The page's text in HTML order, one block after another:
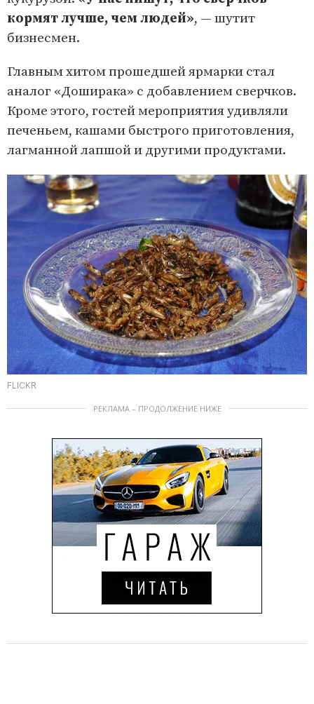
кормят лучше, чем людей», — шутит
бизнесмен.
Главным хитом прошедшей ярмарки стал
аналог «Доширака» с добавлением сверчков.
Кроме этого, гостей мероприятия удивляли
печеньем, кашами быстрого приготовления,
лагманной лапшой и другими продуктами.
FLICKR
РЕКЛАМА – ПРОДОЛЖЕНИЕ НИЖЕ